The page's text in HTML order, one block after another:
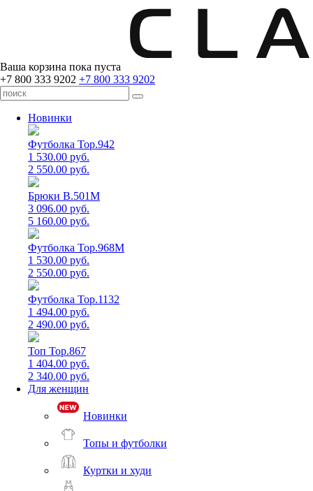
Ваша корзина пока пуста
+7 800 333 9202 +7 800 333 9202
Новинки
Футболка Top.942
1 530.00 руб.
2 550.00 руб.
Брюки B.501M
3 096.00 руб.
5 160.00 руб.
Футболка Top.968M
1 530.00 руб.
2 550.00 руб.
Футболка Top.1132
1 494.00 руб.
2 490.00 руб.
Топ Top.867
1 404.00 руб.
2 340.00 руб.
Для женщин
Новинки
Топы и футболки
Куртки и худи